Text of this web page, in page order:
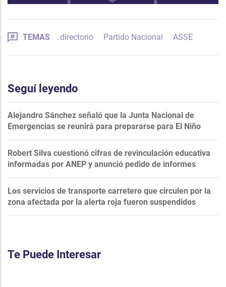
TEMAS directorio Partido Nacional ASSE
Seguí leyendo
Alejandro Sánchez señaló que la Junta Nacional de
Emergencias se reunirá para prepararse para El Niño
Robert Silva cuestionó cifras de revinculación educativa
informadas por ANEP y anunció pedido de informes
Los servicios de transporte carretero que circulen por la
zona afectada por la alerta roja fueron suspendidos
Te Puede Interesar